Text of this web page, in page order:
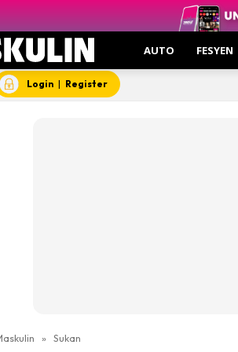
AUTO FESYEN
Login | Register
» Sukan